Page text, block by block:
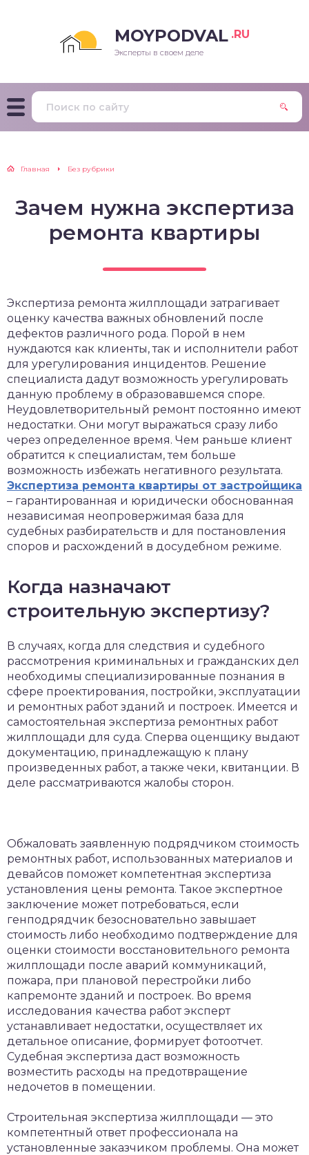
MOYPODVAL .RU
Эксперты в своем деле
Главная Без рубрики
Зачем нужна экспертиза
ремонта квартиры
Экспертиза ремонта жилплощади затрагивает
оценку качества важных обновлений после
дефектов различного рода. Порой в нем
нуждаются как клиенты, так и исполнители работ
для урегулирования инцидентов. Решение
специалиста дадут возможность урегулировать
данную проблему в образовавшемся споре.
Неудовлетворительный ремонт постоянно имеют
недостатки. Они могут выражаться сразу либо
через определенное время. Чем раньше клиент
обратится к специалистам, тем больше
возможность избежать негативного результата.
Экспертиза ремонта квартиры от застройщика
– гарантированная и юридически обоснованная
независимая неопровержимая база для
судебных разбирательств и для постановления
споров и расхождений в досудебном режиме.
Когда назначают
строительную экспертизу?
В случаях, когда для следствия и судебного
рассмотрения криминальных и гражданских дел
необходимы специализированные познания в
сфере проектирования, постройки, эксплуатации
и ремонтных работ зданий и построек. Имеется и
самостоятельная экспертиза ремонтных работ
жилплощади для суда. Сперва оценщику выдают
документацию, принадлежащую к плану
произведенных работ, а также чеки, квитанции. В
деле рассматриваются жалобы сторон.
Обжаловать заявленную подрядчиком стоимость
ремонтных работ, использованных материалов и
девайсов поможет компетентная экспертиза
установления цены ремонта. Такое экспертное
заключение может потребоваться, если
генподрядчик безосновательно завышает
стоимость либо необходимо подтверждение для
оценки стоимости восстановительного ремонта
жилплощади после аварий коммуникаций,
пожара, при плановой перестройки либо
капремонте зданий и построек. Во время
исследования качества работ эксперт
устанавливает недостатки, осуществляет их
детальное описание, формирует фотоотчет.
Судебная экспертиза даст возможность
возместить расходы на предотвращение
недочетов в помещении.
Строительная экспертиза жилплощади — это
компетентный ответ профессионала на
установленные заказчиком проблемы. Она может